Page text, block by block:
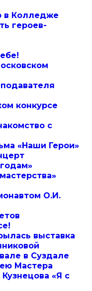
в Колледже
героев-
конкурсе
с
«Наши Герои»
О.И.
выставка
в Суздале
Мастера
«Я с